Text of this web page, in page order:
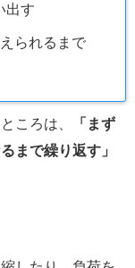
出す
られるまで
ころは、
「まず
まで繰り返す」